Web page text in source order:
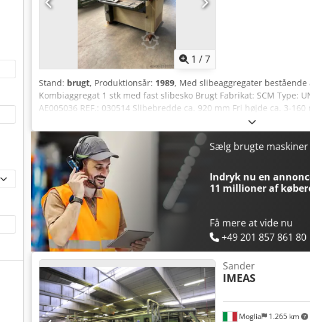
1 /7
Stand: brugt, Produktionsår: 1989, Med slibeaggregater
Kombiaggregat 1 stk med fast slibesko Brugt Fabrikat: SCM Type:
AE005036 REF.: 030514 Slibebredde ca. 920 mm Fri højde ca. 3-
Aggregater fra oven: 2 stk Båndmål (l x b): 1525 x 930 mm 2x
kalibreringsvalse – rillet/gummibelagt 1 stk kombiaggregat med
H N Taepfx Aliok Udsugningstilslutning D 2x 160 mm Pladsbehov
kg Lagersted: 97447 Gerolzhofen, frit læsset, ikke emballeret
besigtiget, uden garanti og ansvar
Sælg brugte
Indryk nu en
11 millioner af
Få mere at vide nu
+49 201 857 861 80
Moglia 1.265 km
Sander
IMEAS